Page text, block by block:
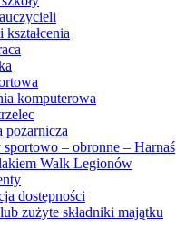
komputerowa
pożarnicza
– obronne – Harnaś
Walk Legionów
dostępności
zużyte składniki majątku